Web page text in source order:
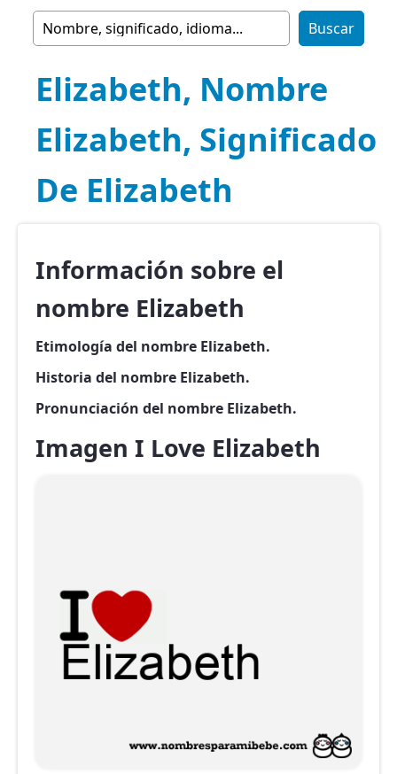
Elizabeth, Nombre
Elizabeth, Significado
De Elizabeth
Información sobre el
nombre Elizabeth
Etimología del nombre Elizabeth.
Historia del nombre Elizabeth.
Pronunciación del nombre Elizabeth.
Imagen I Love Elizabeth